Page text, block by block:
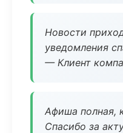
Новости
уведомления
— Клиент
Афиша полная,
Спасибо за